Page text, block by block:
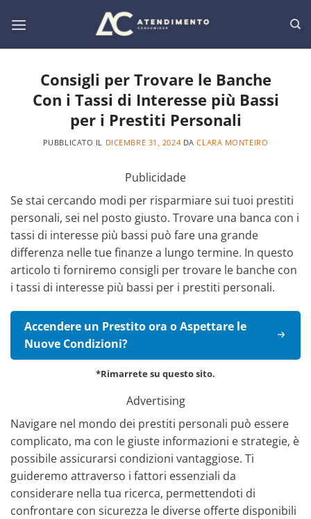
Consigli per Trovare le Banche
Con i Tassi di Interesse più Bassi
per i Prestiti Personali
PUBBLICATO IL DICEMBRE 31, 2024 DACLARA MONTEIRO
Publicidade
Se stai cercando modi per risparmiare sui tuoi prestiti
personali, sei nel posto giusto. Trovare una banca con i
tassi di interesse più bassi può fare una grande
differenza nelle tue finanze a lungo termine. In questo
articolo ti forniremo consigli per trovare le banche con
i tassi di interesse più bassi per i prestiti personali.
Accendere un Prestito ora o Aspettare le
Nuove Condizioni?
*Rimarrete su questo sito.
Advertising
Navigare nel mondo dei prestiti personali può essere
complicato, ma con le giuste informazioni e strategie, è
possibile assicurarsi condizioni vantaggiose. Ti
guideremo attraverso i fattori essenziali da
considerare nella tua ricerca, permettendoti di
confrontare con sicurezza le diverse offerte disponibili